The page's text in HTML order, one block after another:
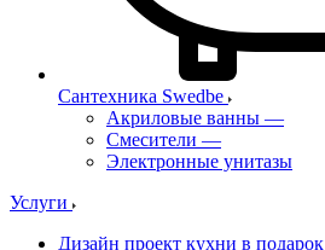
Сантехника Swedbe
Акриловые ванны —
Смесители —
Электронные унитазы
Услуги
Дизайн проект кухни в подарок